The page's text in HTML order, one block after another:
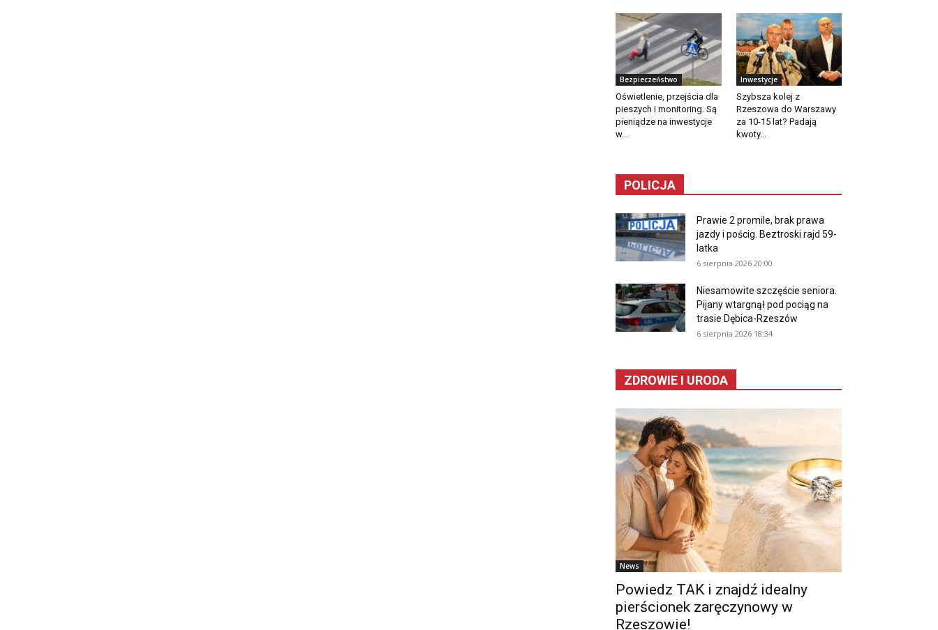
Bezpieczeństwo
Oświetlenie, przejścia dla
pieszych i monitoring. Są
pieniądze na inwestycje
w...
Inwestycje
Szybsza kolej z
Rzeszowa do Warszawy
za 10-15 lat? Padają
kwoty...
POLICJA
Prawie 2 promile, brak prawa
jazdy i pościg. Beztroski rajd 59-
latka
6 sierpnia 2026 20:00
Niesamowite szczęście seniora.
Pijany wtargnął pod pociąg na
trasie Dębica-Rzeszów
6 sierpnia 2026 18:34
ZDROWIE I URODA
News
Powiedz TAK i znajdź idealny
pierścionek zaręczynowy w
Rzeszowie!